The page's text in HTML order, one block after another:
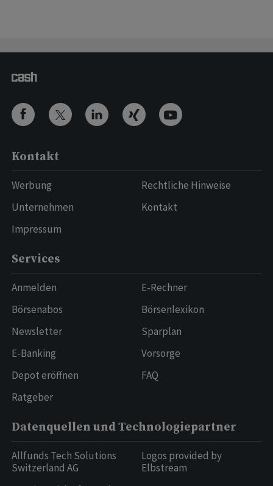
Kontakt
Werbung
Unternehmen
Impressum
Rechtliche Hinweise
Kontakt
Services
Anmelden
Börsenabos
Newsletter
E-Banking
Depot eröffnen
Ratgeber
E-Rechner
Börsenlexikon
Sparplan
Vorsorge
FAQ
Datenquellen und Technologiepartner
Allfunds Tech Solutions
Switzerland AG
Logos provided by
Elbstream